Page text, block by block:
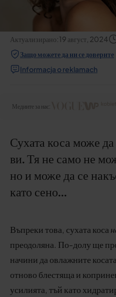
Актуализирано:19 август, 2024
Защо можете да ни се доверите
Informacja o reklamach
Медиите за нас:
Сухата коса може
ви. Тя не само не
но и може да се
като сено...
Въпреки това, сухата коса
преодоляна. По-долу ще
начини да овлажните
отново блестяща и
усилията, тъй като